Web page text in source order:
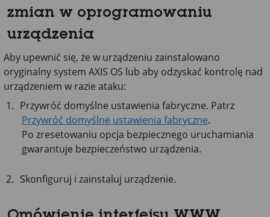
zmian w oprogramowaniu
urządzenia
Aby upewnić się, że w urządzeniu zainstalowano
oryginalny system AXIS OS lub aby odzyskać kontrolę nad
urządzeniem w razie ataku:
Przywróć domyślne ustawienia fabryczne. Patrz
Przywróć domyślne ustawienia fabryczne.
Po zresetowaniu opcja bezpiecznego uruchamiania
gwarantuje bezpieczeństwo urządzenia.
Skonfiguruj i zainstaluj urządzenie.